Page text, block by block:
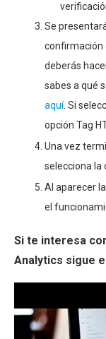
Se
confirmación
deberás
sabes a qué
aquí. Si
opción Tag
Una vez
selecciona la
Al aparecer
el
Si te interesa
Analytics sigue